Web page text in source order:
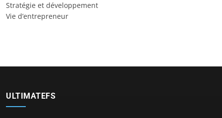
Stratégie et développement
Vie d’entrepreneur
ULTIMATEFS